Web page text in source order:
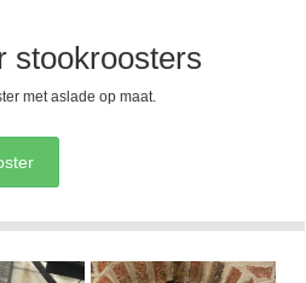
stookroosters
met aslade op maat.